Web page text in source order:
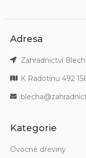
Adresa
Zahradnictví
K Radotínu 492
Kategorie
Ovocné dřeviny